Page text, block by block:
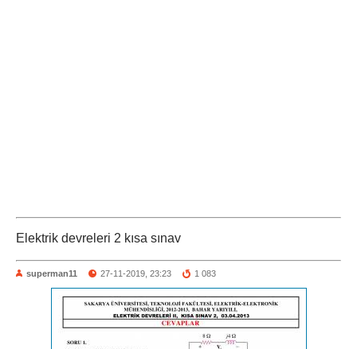
Elektrik devreleri 2 kısa sınav
superman11 27-11-2019, 23:23 1 083